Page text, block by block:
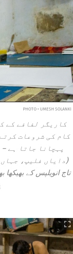
PHOTO • UMESH SOLANKI
کاریگر لفافے کے
کام کی شروعات
پہچانا جاتا ہے –
(دایاں فلیپ،
تاج انویلپس کے